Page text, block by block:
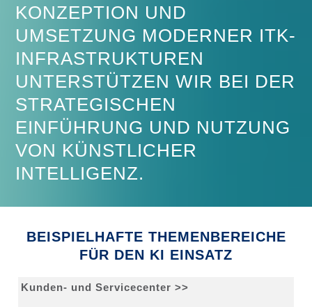
KONZEPTION UND
UMSETZUNG MODERNER ITK-
INFRASTRUKTUREN
UNTERSTÜTZEN WIR BEI DER
STRATEGISCHEN
EINFÜHRUNG UND NUTZUNG
VON KÜNSTLICHER
INTELLIGENZ.
BEISPIELHAFTE THEMENBEREICHE
FÜR DEN KI EINSATZ
Kunden- und Servicecenter >>